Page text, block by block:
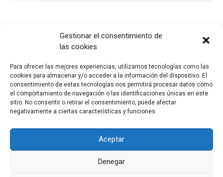
Gestionar el consentimiento de
las cookies
Para ofrecer las mejores experiencias, utilizamos tecnologías como las
cookies para almacenar y/o acceder a la información del dispositivo. El
consentimiento de estas tecnologías nos permitirá procesar datos como
el comportamiento de navegación o las identificaciones únicas en este
sitio. No consentir o retirar el consentimiento, puede afectar
negativamente a ciertas características y funciones.
Aceptar
Denegar